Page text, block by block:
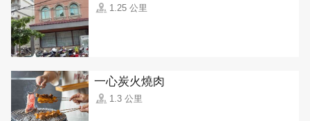
1.25 公里
一心炭火燒肉
1.3 公里